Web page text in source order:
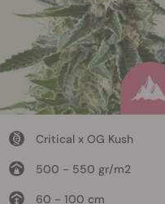
Critical x OG Kush
500 - 550 gr/m2
60 - 100 cm